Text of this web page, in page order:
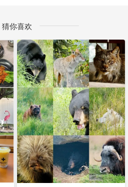
猜你喜欢